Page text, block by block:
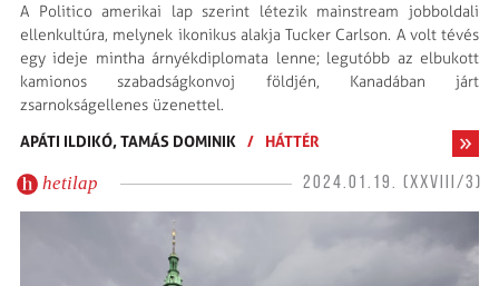
A Politico amerikai lap szerint létezik mainstream jobboldali
ellenkultúra, melynek ikonikus alakja Tucker Carlson. A volt tévés
egy ideje mintha árnyékdiplomata lenne; legutóbb az elbukott
kamionos szabadságkonvoj földjén, Kanadában járt
zsarnokságellenes üzenettel.
APÁTI ILDIKÓ,TAMÁS DOMINIK / HÁTTÉR
hetilap 2024.01.19. (XXVIII/3)